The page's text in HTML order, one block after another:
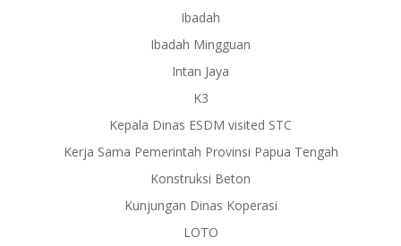
Ibadah
Ibadah Mingguan
Intan Jaya
K3
Kepala Dinas ESDM visited STC
Kerja Sama Pemerintah Provinsi Papua Tengah
Konstruksi Beton
Kunjungan Dinas Koperasi
LOTO